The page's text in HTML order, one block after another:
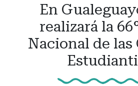
En
realizará la
Nacional de las